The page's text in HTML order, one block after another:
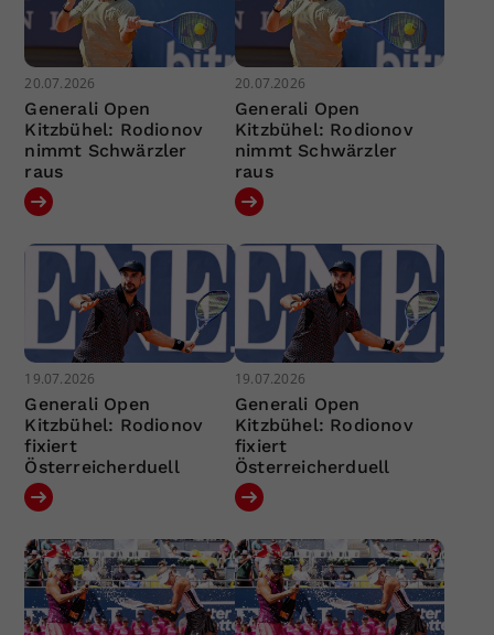
20.07.2026
Generali Open
Kitzbühel: Rodionov
nimmt Schwärzler
raus
20.07.2026
Generali Open
Kitzbühel: Rodionov
nimmt Schwärzler
raus
19.07.2026
Generali Open
Kitzbühel: Rodionov
fixiert
Österreicherduell
19.07.2026
Generali Open
Kitzbühel: Rodionov
fixiert
Österreicherduell